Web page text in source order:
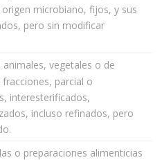
microbiano, fijos, y sus
pero sin modificar
animales, vegetales o de
parcial o
interesterificados,
incluso refinados, pero
o preparaciones alimenticias